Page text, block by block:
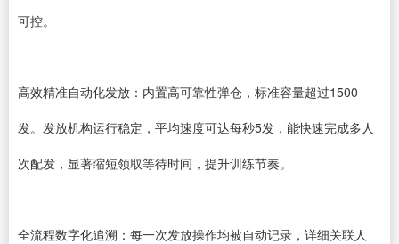
可控。
高效精准自动化发放：内置高可靠性弹仓，标准容量超过1500
发。发放机构运行稳定，平均速度可达每秒5发，能快速完成多人
次配发，显著缩短领取等待时间，提升训练节奏。
全流程数字化追溯：每一次发放操作均被自动记录，详细关联人